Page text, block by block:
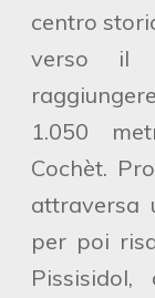
centro
verso il
1.050
Cochèt.
attraversa
per poi